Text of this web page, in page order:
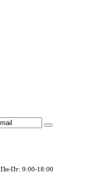
Пн-Пт: 9:00-18:00